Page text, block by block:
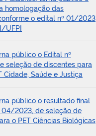
homologação das
o edital nº 01/2023
UFPI
público o Edital nº
seleção de discentes para
Cidade, Saúde e Justiça
público o resultado final
04/2023, de seleção de
o PET Ciências Biológicas